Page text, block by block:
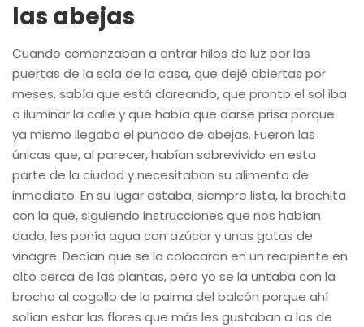
las abejas
Cuando comenzaban a entrar hilos de luz por las
puertas de la sala de la casa, que dejé abiertas por
meses, sabía que está clareando, que pronto el sol iba
a iluminar la calle y que había que darse prisa porque
ya mismo llegaba el puñado de abejas. Fueron las
únicas que, al parecer, habían sobrevivido en esta
parte de la ciudad y necesitaban su alimento de
inmediato. En su lugar estaba, siempre lista, la brochita
con la que, siguiendo instrucciones que nos habían
dado, les ponía agua con azúcar y unas gotas de
vinagre. Decían que se la colocaran en un recipiente en
alto cerca de las plantas, pero yo se la untaba con la
brocha al cogollo de la palma del balcón porque ahí
solían estar las flores que más les gustaban a las de